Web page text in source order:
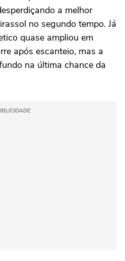
a melhor
no segundo tempo. Já
quase ampliou em
após escanteio, mas a
na última chance da